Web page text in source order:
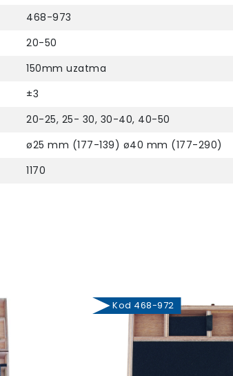
468-973
20-50
150mm uzatma
±3
20-25, 25- 30, 30-40, 40-50
ø25 mm (177-139) ø40 mm (177-290)
1170
Kod 468-972